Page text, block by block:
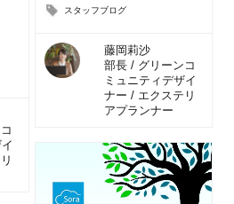
スタッフブログ
藤岡莉沙
部長 / グリーンコ
ミュニティデザイ
ナー / エクステリ
アプランナー